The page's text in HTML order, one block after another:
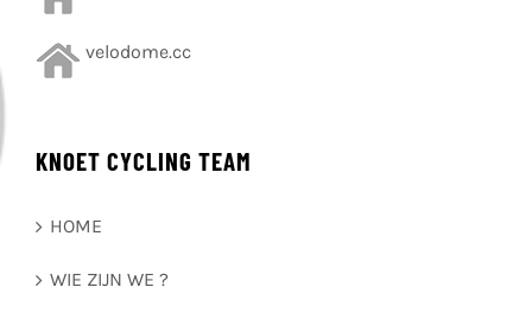
velodome.cc
KNOET CYCLING TEAM
HOME
WIE ZIJN WE ?